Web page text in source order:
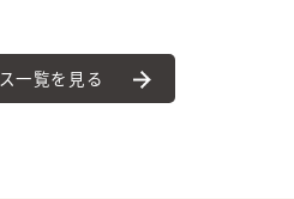
一覧を見る